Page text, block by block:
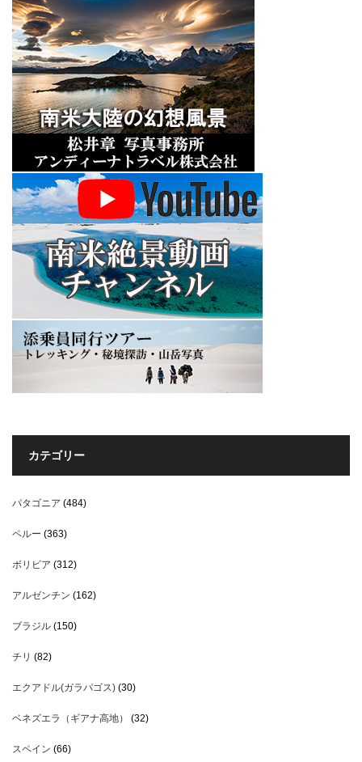
カテゴリー
パタゴニア (484)
ペルー (363)
ボリビア (312)
アルゼンチン (162)
ブラジル (150)
チリ (82)
エクアドル(ガラパゴス) (30)
ベネズエラ（ギアナ高地） (32)
スペイン (66)